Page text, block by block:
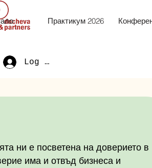
Практикум 2026
Log In
ни е посветена на доверието в
има и отвъд бизнеса и